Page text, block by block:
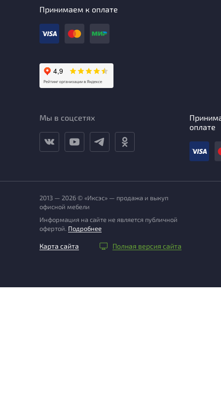
Принимаем к оплате
Мы в соцсетях
оплате
2013 — 2026 © «Иксэс» — продажа и выкуп
офисной мебели
Информация на сайте не является публичной
офертой. Подробнее
Карта сайта Полная версия сайта